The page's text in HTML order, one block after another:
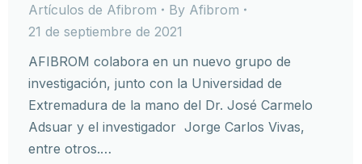
Artículos de Afibrom By Afibrom
21 de septiembre de 2021
AFIBROM colabora en un nuevo grupo de
investigación, junto con la Universidad de
Extremadura de la mano del Dr. José Carmelo
Adsuar y el investigador Jorge Carlos Vivas,
entre otros.…